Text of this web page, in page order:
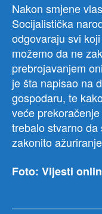
Nakon smjene
Socijalistička
odgovaraju svi
možemo da ne
prebrojavanjem
je šta napisao na
gospodaru, te
veće
trebalo stvarno
zakonito
Foto: Vijesti